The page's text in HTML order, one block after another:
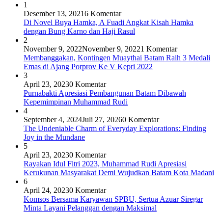
1
Desember 13, 20216 Komentar
Di Novel Buya Hamka, A Fuadi Angkat Kisah Hamka
dengan Bung Karno dan Haji Rasul
2
November 9, 2022November 9, 20221 Komentar
Membanggakan, Kontingen Muaythai Batam Raih 3 Medali
Emas di Ajang Porprov Ke V Kepri 2022
3
April 23, 20230 Komentar
Purnabakti Apresiasi Pembangunan Batam Dibawah
Kepemimpinan Muhammad Rudi
4
September 4, 2024Juli 27, 20260 Komentar
The Undeniable Charm of Everyday Explorations: Finding
Joy in the Mundane
5
April 23, 20230 Komentar
Rayakan Idul Fitri 2023, Muhammad Rudi Apresiasi
Kerukunan Masyarakat Demi Wujudkan Batam Kota Madani
6
April 24, 20230 Komentar
Komsos Bersama Karyawan SPBU, Sertua Azuar Siregar
Minta Layani Pelanggan dengan Maksimal